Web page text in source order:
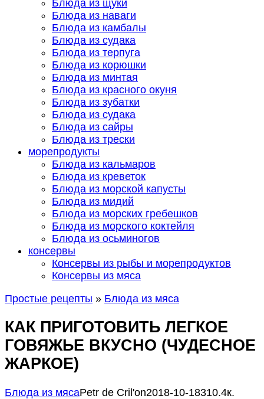
Блюда из щуки
Блюда из наваги
Блюда из камбалы
Блюда из судака
Блюда из терпуга
Блюда из корюшки
Блюда из минтая
Блюда из красного окуня
Блюда из зубатки
Блюда из судака
Блюда из сайры
Блюда из трески
морепродукты
Блюда из кальмаров
Блюда из креветок
Блюда из морской капусты
Блюда из мидий
Блюда из морских гребешков
Блюда из морского коктейля
Блюда из осьминогов
консервы
Консервы из рыбы и морепродуктов
Консервы из мяса
Простые рецепты » Блюда из мяса
КАК ПРИГОТОВИТЬ ЛЕГКОЕ
ГОВЯЖЬЕ ВКУСНО (ЧУДЕСНОЕ
ЖАРКОЕ)
Блюда из мясаPetr de Сril'on2018-10-18310.4к.